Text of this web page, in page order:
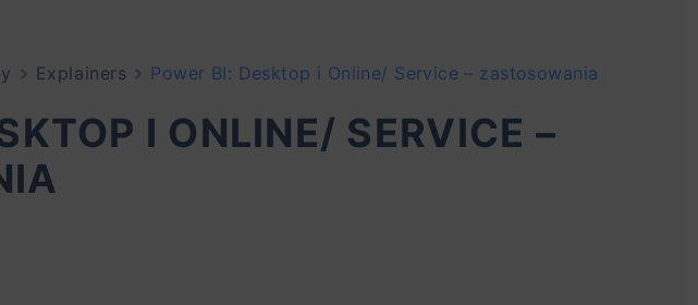
Explainers Power BI: Desktop i Online/ Service – zastosowania
I ONLINE/ SERVICE –